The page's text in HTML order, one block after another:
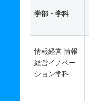
学部・学科
情報経営 情報
経営イノベー
ション学科